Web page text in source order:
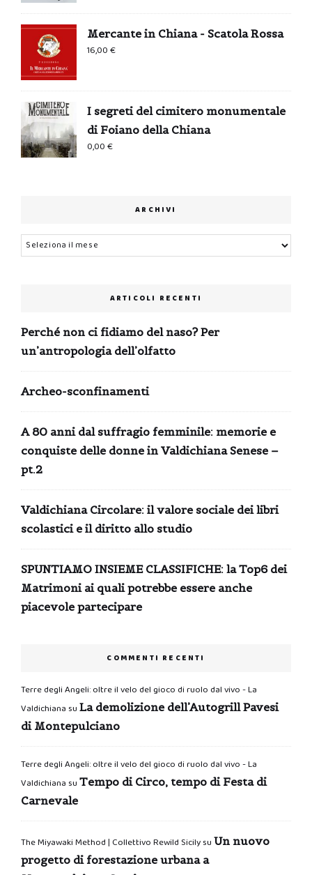
Mercante in Chiana - Scatola Rossa
16,00€
I segreti del cimitero monumentale
di Foiano della Chiana
0,00€
ARCHIVI
Archivi
ARTICOLI RECENTI
Perché non ci fidiamo del naso? Per
un’antropologia dell’olfatto
Archeo-sconfinamenti
A 80 anni dal suffragio femminile: memorie e
conquiste delle donne in Valdichiana Senese –
pt.2
Valdichiana Circolare: il valore sociale dei libri
scolastici e il diritto allo studio
SPUNTIAMO INSIEME CLASSIFICHE: la Top6 dei
Matrimoni ai quali potrebbe essere anche
piacevole partecipare
COMMENTI RECENTI
Terre degli Angeli: oltre il velo del gioco di ruolo dal vivo - La
Valdichiana su La demolizione dell’Autogrill Pavesi
di Montepulciano
Terre degli Angeli: oltre il velo del gioco di ruolo dal vivo - La
Valdichiana su Tempo di Circo, tempo di Festa di
Carnevale
The Miyawaki Method | Collettivo Rewild Sicilysu Un nuovo
progetto di forestazione urbana a